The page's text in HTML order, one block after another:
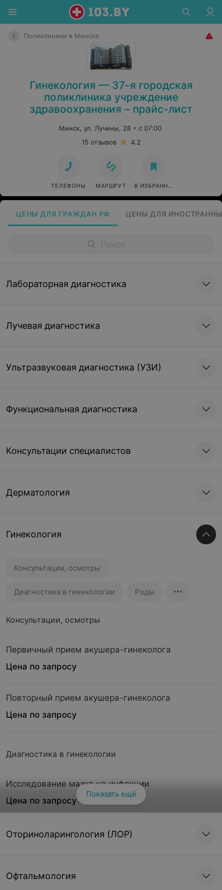
Поликлиники в Минске
Гинекология — 37-я городская
поликлиника учреждение
здравоохранения – прайс-лист
Минск, ул. Лучины, 28
с 07:00
15 отзывов
4.2
ТЕЛЕФОНЫ МАРШРУТ В ИЗБРАННОЕ
ЦЕНЫ ДЛЯ ГРАЖДАН РФ ЦЕНЫ ДЛЯ
Лабораторная диагностика
Лучевая диагностика
Ультразвуковая диагностика (УЗИ)
Функциональная диагностика
Консультации специалистов
Дерматология
Гинекология
Консультации, осмотры
Диагностика в гинекологии Роды
Консультации, осмотры
Первичный прием акушера-гинеколога
Цена по запросу
Повторный прием акушера-гинеколога
Цена по запросу
Диагностика в гинекологии
Исследование мазка на инфекции
Цена по запросу
Исследование мазка на цитологию
Кольпоскопия с цитологией, биопсией шейки
Показать ещё
Оториноларингология (ЛОР)
Офтальмология